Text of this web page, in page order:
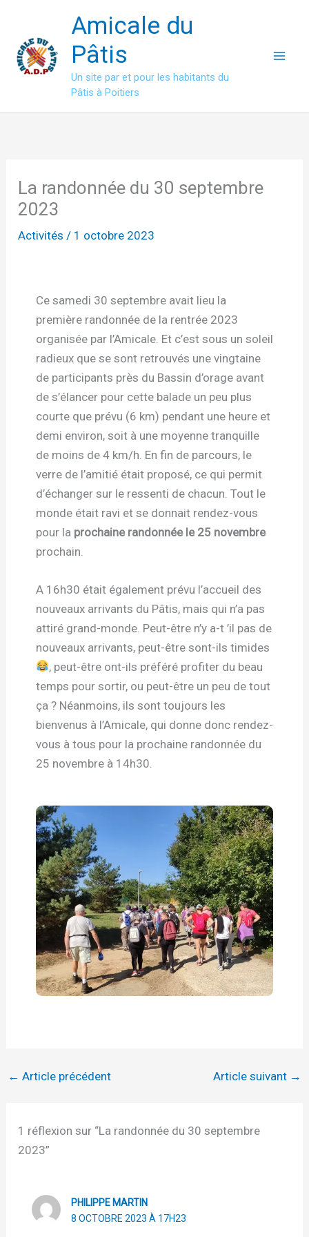
contenu
Amicale du
Pâtis
Un site par et pour les habitants du
Pâtis à Poitiers
La randonnée du 30 septembre
2023
Activités / 1 octobre 2023
Ce samedi 30 septembre avait lieu la
première randonnée de la rentrée 2023
organisée par l’Amicale. Et c’est sous un soleil
radieux que se sont retrouvés une vingtaine
de participants près du Bassin d’orage avant
de s’élancer pour cette balade un peu plus
courte que prévu (6 km) pendant une heure et
demi environ, soit à une moyenne tranquille
de moins de 4 km/h. En fin de parcours, le
verre de l’amitié était proposé, ce qui permit
d’échanger sur le ressenti de chacun. Tout le
monde était ravi et se donnait rendez-vous
pour la prochaine randonnée le 25 novembre
prochain.
A 16h30 était également prévu l’accueil des
nouveaux arrivants du Pâtis, mais qui n’a pas
attiré grand-monde. Peut-être n’y a-t ’il pas de
nouveaux arrivants, peut-être sont-ils timides
, peut-être ont-ils préféré profiter du beau
temps pour sortir, ou peut-être un peu de tout
ça ? Néanmoins, ils sont toujours les
bienvenus à l’Amicale, qui donne donc rendez-
vous à tous pour la prochaine randonnée du
25 novembre à 14h30.
← Article précédent Article suivant →
1 réflexion sur “La randonnée du 30 septembre
2023”
PHILIPPE MARTIN
8 OCTOBRE 2023 À 17H23